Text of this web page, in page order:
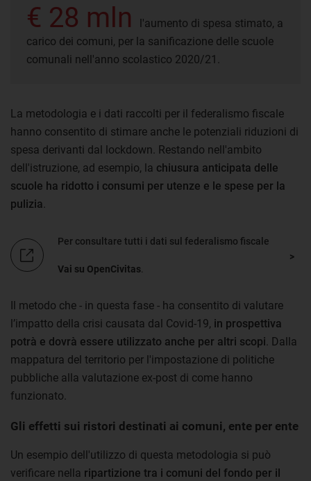
€ 28 mln
l'aumento di spesa stimato, a
carico dei comuni, per la sanificazione delle scuole
comunali nell'anno scolastico 2020/21.
La metodologia e i dati raccolti per il federalismo fiscale
hanno consentito di stimare anche le potenziali riduzioni di
spesa derivanti dal lockdown. Restando nell'ambito
dell'istruzione, ad esempio, la chiusura anticipata delle
scuole ha ridotto i consumi per utenze e le spese per la
pulizia.
Per consultare tutti i dati sul federalismo fiscale
Vai su OpenCivitas
Il metodo che - in questa fase - ha consentito di valutare
l’impatto della crisi causata dal Covid-19, in prospettiva
potrà e dovrà essere utilizzato anche per altri scopi. Dalla
mappatura del territorio per l'impostazione di politiche
pubbliche alla valutazione ex-post di come hanno
funzionato.
Gli effetti sui ristori destinati ai comuni, ente per ente
Un esempio dell'utilizzo di questa metodologia si può
verificare nella ripartizione tra i comuni del fondo per il